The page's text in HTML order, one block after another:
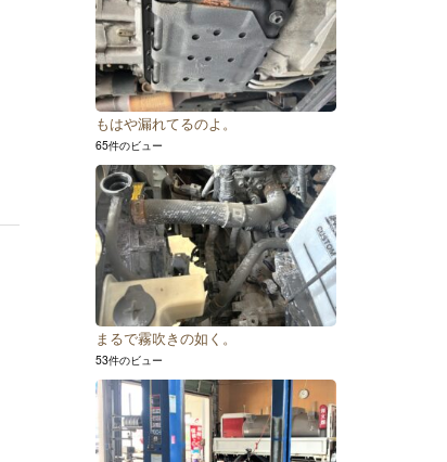
もはや漏れてるのよ。
65件のビュー
まるで霧吹きの如く。
53件のビュー